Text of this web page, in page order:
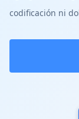
codificación ni